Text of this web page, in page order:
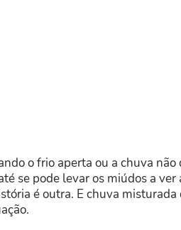
o frio aperta ou a chuva
se pode levar os miúdos a
é outra. E chuva